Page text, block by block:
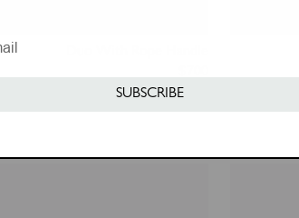
price
SUBSCRIBE